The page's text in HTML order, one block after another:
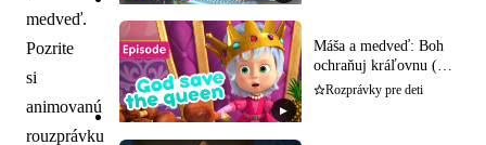
medveď.
Pozrite
si
animovanú
rouzprávku
▶
Máša a medveď: Boh
ochraňuj kráľovnu (v
slovenčine)
Rozprávky pre deti